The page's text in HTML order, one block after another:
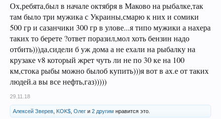
Ох,ребята,был в начале октября в Маково на рыбалке,так
там было три мужика с Украины,смарю к них и сомики
500 гр и сазанчики 300 гр в улове...я типо мужики а нахера
таких то берете ?ответ поразил,мол хоть бензин надо
отбить)))да,сидели б уж дома а не ехали на рыбалку на
крузаке v8 который жрет чуть ли не по 30 ке на 100
км,стока рыбы можно былоб купить)))я вот в ах.е от таких
людей.а вы все нефть,газ)))))
29.11.18
Алексей Зверев KOK$ Олег и 2 другим нравится это.